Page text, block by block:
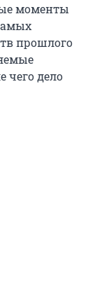
моменты
прошлого
чего дело